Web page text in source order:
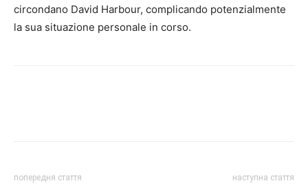
circondano David Harbour, complicando potenzialmente
la sua situazione personale in corso.
попередня стаття наступна стаття